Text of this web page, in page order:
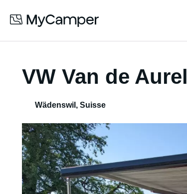
VW Van de Aurel
Wädenswil , Suisse